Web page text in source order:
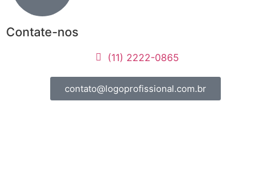
Contate-nos
(11) 2222-0865
contato@logoprofissional.com.br